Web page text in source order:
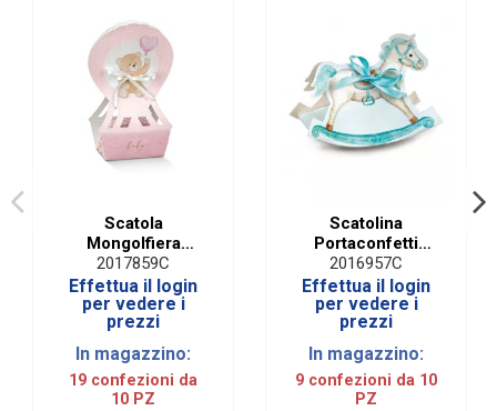
Scatola
Mongolfiera
Orsetto Rosa (10
PZ)
2017859C
Effettua il login
per vedere i
prezzi
In magazzino:
19 confezioni da
10 PZ
Scatolina
Portaconfetti
Cavallo a Dondolo
Celeste H 9 Cm
(10 PZ)
2016957C
Effettua il login
per vedere i
prezzi
In magazzino:
9 confezioni da 10
PZ